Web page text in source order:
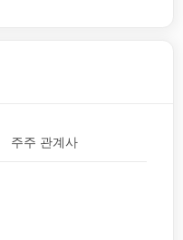
주주 관계사